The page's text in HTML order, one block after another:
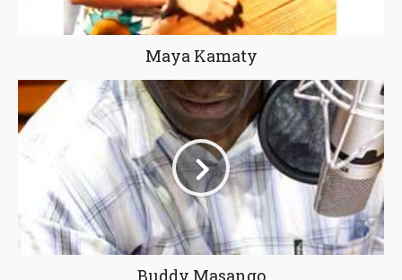
Maya Kamaty